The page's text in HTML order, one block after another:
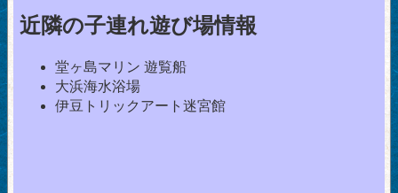
近隣の子連れ遊び場情報
堂ヶ島マリン 遊覧船
大浜海水浴場
伊豆トリックアート迷宮館